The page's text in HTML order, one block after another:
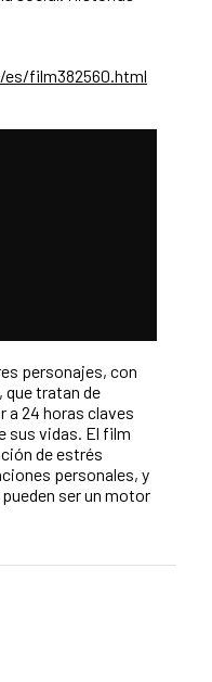
film382560.html
personajes, con
que tratan de
a 24 horas claves
sus vidas. El film
de estrés
personales, y
ser un motor